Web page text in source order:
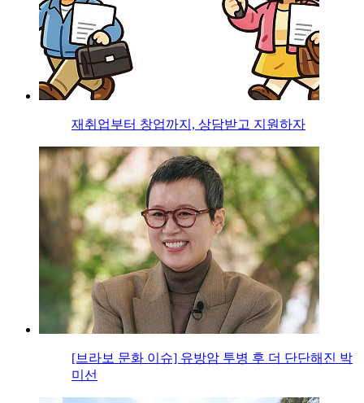
재취업부터 창업까지, 상담받고 지원하자
[브라보 문화 이슈] 유방암 투병 후 더 단단해진 박
미선